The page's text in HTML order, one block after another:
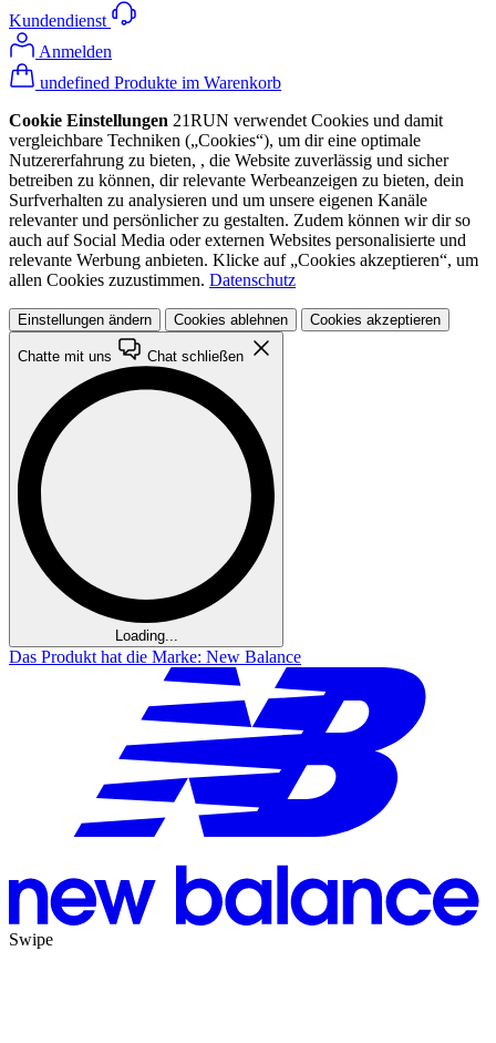
Kundendienst
Anmelden
undefined Produkte im Warenkorb
Cookie Einstellungen 21RUN verwendet Cookies und damit
vergleichbare Techniken („Cookies“), um dir eine optimale
Nutzererfahrung zu bieten, , die Website zuverlässig und sicher
betreiben zu können, dir relevante Werbeanzeigen zu bieten, dein
Surfverhalten zu analysieren und um unsere eigenen Kanäle
relevanter und persönlicher zu gestalten. Zudem können wir dir so
auch auf Social Media oder externen Websites personalisierte und
relevante Werbung anbieten. Klicke auf „Cookies akzeptieren“, um
allen Cookies zuzustimmen. Datenschutz
Einstellungen ändern Cookies ablehnen Cookies akzeptieren
Chatte mit uns Chat schließen
Loading...
Das Produkt hat die Marke: New Balance
Swipe